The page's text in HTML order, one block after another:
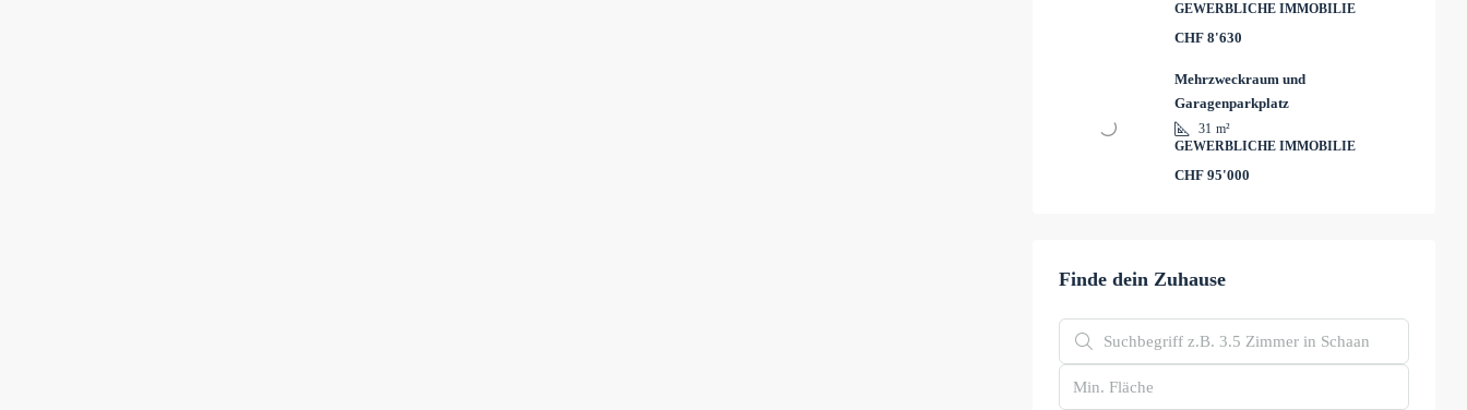
GEWERBLICHE IMMOBILIE
CHF 8'630
Mehrzweckraum und
Garagenparkplatz
31 m²
GEWERBLICHE IMMOBILIE
CHF 95'000
Finde dein Zuhause